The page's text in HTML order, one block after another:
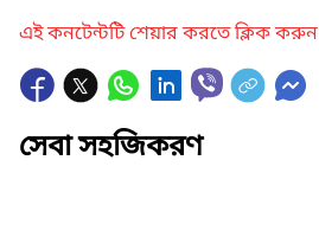
এই কনটেন্টটি শেয়ার করতে ক্লিক করুন
সেবা সহজিকরণ